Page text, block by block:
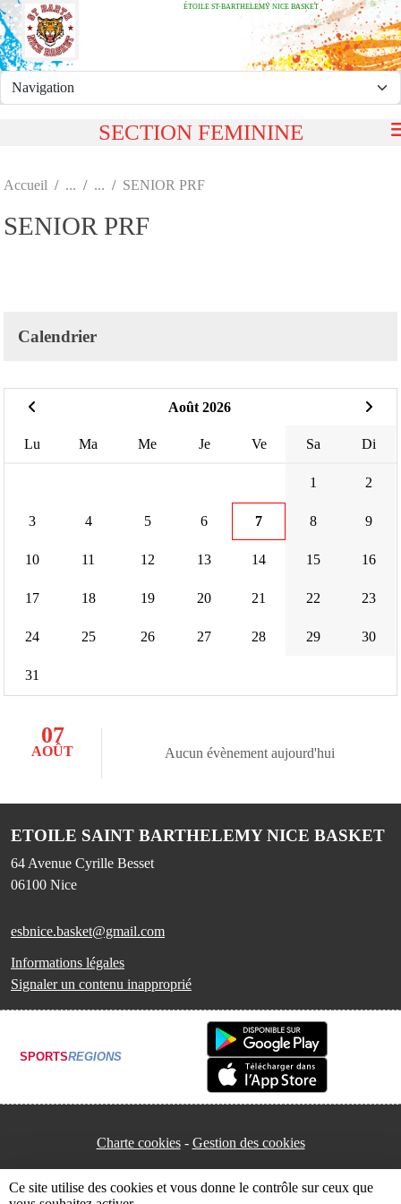
ÉTOILE ST-BARTHELEMY NICE BASKET
SECTION FEMININE
Accueil SENIOR PRF
SENIOR PRF
Calendrier
Août 2026
Lu Ma Me Je Ve Sa Di
1 2
3 4 5 6 7 8 9
10 11 12 13 14 15 16
17 18 19 20 21 22 23
24 25 26 27 28 29 30
31
07
AOÛT Aucun évènement aujourd'hui
ETOILE SAINT BARTHELEMY NICE BASKET
64 Avenue Cyrille Besset
06100 Nice
esbnice.basket@gmail.com
Informations légales
Signaler un contenu inapproprié
SPORTSREGIONS
Charte cookies Gestion des cookies
Panneau de gestion des cookies
Ce site utilise des cookies et vous donne le contrôle sur ceux que